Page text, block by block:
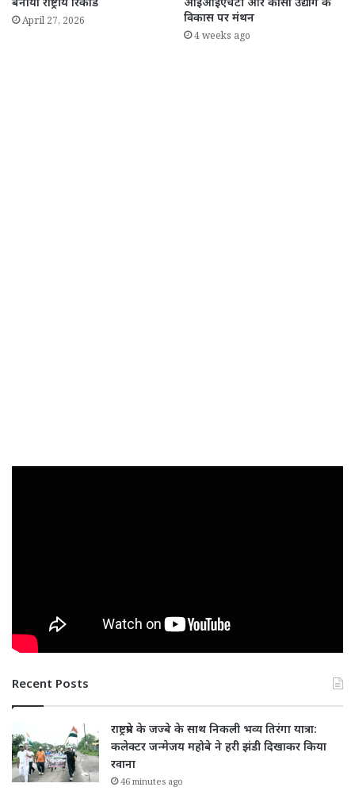
बनाया राष्ट्रीय रिकॉर्ड
April 27, 2026
आईआईएचटी और कोसा उद्योग के
विकास पर मंथन
4 weeks ago
Recent Posts
राष्ट्रप्रेम के जज्बे के साथ निकली भव्य तिरंगा यात्रा:
कलेक्टर जन्मेजय महोबे ने हरी झंडी दिखाकर किया
रवाना
46 minutes ago